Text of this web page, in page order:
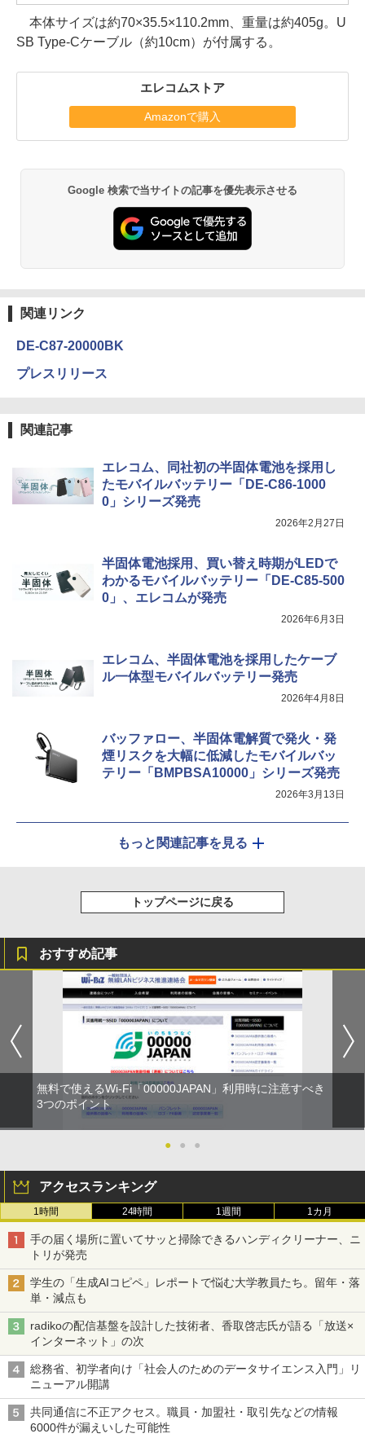
本体サイズは約70×35.5×110.2mm、重量は約405g。U
SB Type-Cケーブル（約10cm）が付属する。
エレコムストア
Amazonで購入
Google 検索で当サイトの記事を優先表示させる
関連リンク
DE-C87-20000BK
プレスリリース
関連記事
エレコム、同社初の半固体電池を採用し
たモバイルバッテリー「DE-C86-1000
0」シリーズ発売
2026年2月27日
半固体電池採用、買い替え時期がLEDで
わかるモバイルバッテリー「DE-C85-500
0」、エレコムが発売
2026年6月3日
エレコム、半固体電池を採用したケーブ
ル一体型モバイルバッテリー発売
2026年4月8日
バッファロー、半固体電解質で発火・発
煙リスクを大幅に低減したモバイルバッ
テリー「BMPBSA10000」シリーズ発売
2026年3月13日
もっと関連記事を見る
トップページに戻る
おすすめ記事
無料で使えるWi-Fi「00000JAPAN」利用時に注意すべき
3つのポイント
● ● ●
アクセスランキング
1時間 24時間 1週間 1カ月
手の届く場所に置いてサッと掃除できるハンディクリーナー、ニ
トリが発売
学生の「生成AIコピペ」レポートで悩む大学教員たち。留年・落
単・減点も
radikoの配信基盤を設計した技術者、香取啓志氏が語る「放送×
インターネット」の次
総務省、初学者向け「社会人のためのデータサイエンス入門」リ
ニューアル開講
共同通信に不正アクセス。職員・加盟社・取引先などの情報
6000件が漏えいした可能性